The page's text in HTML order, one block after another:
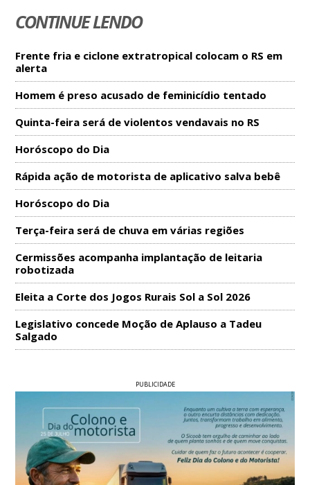
CONTINUE LENDO
Frente fria e ciclone extratropical colocam o RS em
alerta
Homem é preso acusado de feminicídio tentado
Quinta-feira será de violentos vendavais no RS
Horóscopo do Dia
Rápida ação de motorista de aplicativo salva bebê
Horóscopo do Dia
Terça-feira será de chuva em várias regiões
Cermissões acompanha implantação de leitaria
robotizada
Eleita a Corte dos Jogos Rurais Sol a Sol 2026
Legislativo concede Moção de Aplauso a Tadeu
Salgado
PUBLICIDADE